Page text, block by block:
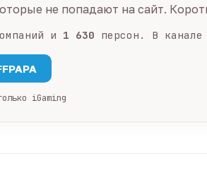
не попадают на сайт.
и 1 630 персон. В
iGaming